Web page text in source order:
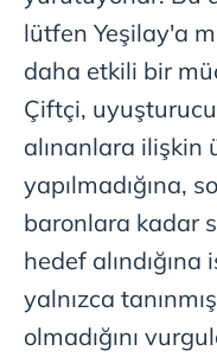
takdirde, kullanıcılara
gösterilmeyecektir."
Sizlere daha iyi bir
Sitemizde kendimize
kullanılmaktadır. Bu
verileriniz işlenmekte
toplumu hizmetlerinin
kullanılmaktadır.
kılınması ve
reklam/pazarlama
sınırlı olarak açık
lütfen Yeşilay'a
daha etkili bir
Çiftçi,
alınanlara ilişkin
yapılmadığına,
baronlara kadar
hedef
yalnızca
olmadığını